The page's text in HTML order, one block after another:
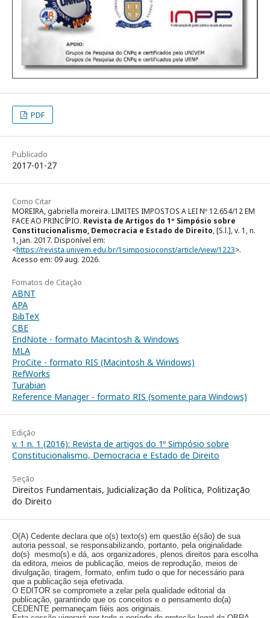
PDF
Publicado
2017-01-27
Como Citar
MOREIRA, gabriella moreira. LIMITES IMPOSTOS A LEI Nº 12.654/12 EM
FACE AO PRINCÍPIO. Revista de Artigos do 1º Simpósio sobre
Constitucionalismo, Democracia e Estado de Direito, [S.l.], v. 1, n.
1, jan. 2017. Disponível em:
<https://revista.univem.edu.br/1simposioconst/article/view/1223>.
Acesso em: 09 aug. 2026.
Fomatos de Citação
ABNT
APA
BibTeX
CBE
EndNote - formato Macintosh & Windows
MLA
ProCite - formato RIS (Macintosh & Windows)
RefWorks
Turabian
Reference Manager - formato RIS (somente para Windows)
Edição
v. 1 n. 1 (2016): Revista de artigos do 1º Simpósio sobre
Constitucionalismo, Democracia e Estado de Direito
Seção
Direitos Fundamentais, Judicialização da Política, Politização
do Direito
O(A) Cedente declara que o(s) texto(s) em questão é(são) de sua
autoria pessoal, se responsabilizando, portanto, pela originalidade
do(s) mesmo(s) e dá, aos organizadores, plenos direitos para escolha
da editora, meios de publicação, meios de reprodução, meios de
divulgação, tiragem, formato, enfim tudo o que for necessário para
que a publicação seja efetivada.
O EDITOR se compromete a zelar pela qualidade editorial da
publicação, garantindo que os conceitos e o pensamento do(a)
CEDENTE permaneçam fiéis aos originais.